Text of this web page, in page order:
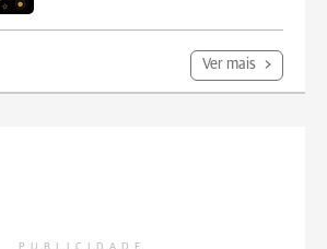
Ver mais
PUBLICIDADE